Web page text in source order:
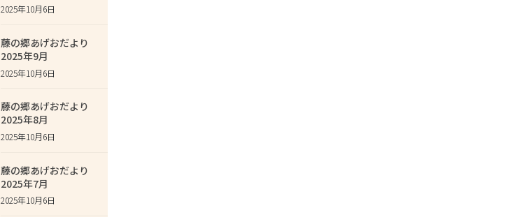
2025年10月6日
藤の郷あげおだより
2025年9月
2025年10月6日
藤の郷あげおだより
2025年8月
2025年10月6日
藤の郷あげおだより
2025年7月
2025年10月6日